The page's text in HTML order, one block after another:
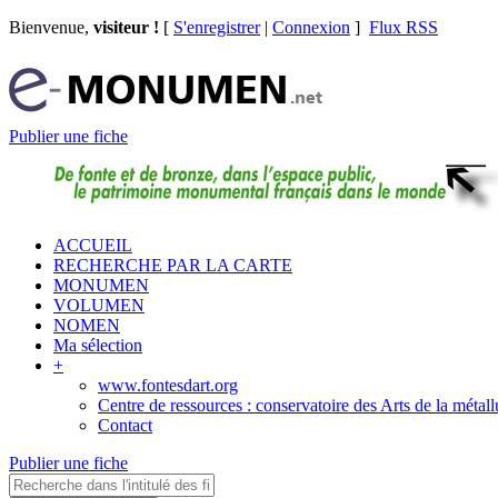
Bienvenue, visiteur ! [ S'enregistrer| Connexion ] Flux RSS
Publier une fiche
ACCUEIL
RECHERCHE PAR LA CARTE
MONUMEN
VOLUMEN
NOMEN
Ma sélection
+
www.fontesdart.org
Centre de ressources : conservatoire des Arts de la
Contact
Publier une fiche